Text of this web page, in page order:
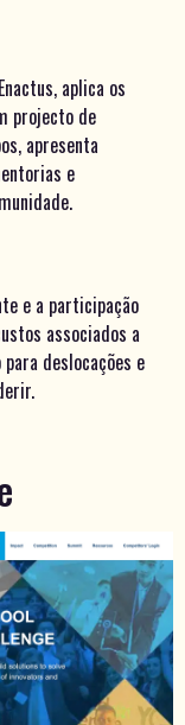
aplica os
projecto de
apresenta
e
e a participação
associados a
deslocações e